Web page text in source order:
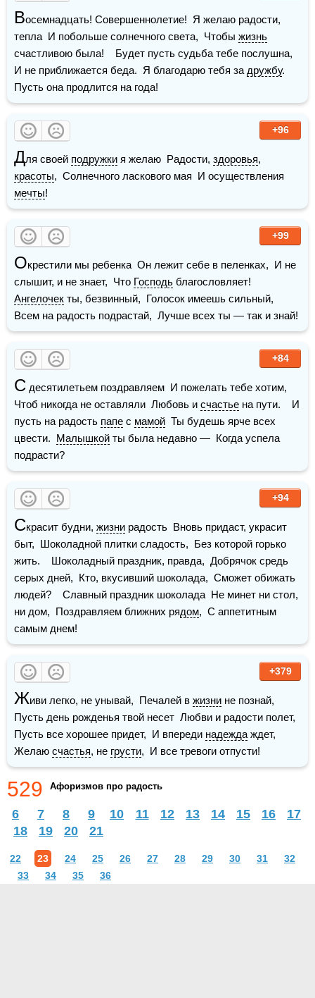
Восемнадцать! Совершеннолетие!  Я желаю радости,
тепла  И побольше солнечного света,  Чтобы жизнь
счастливою была!    Будет пусть судьба тебе послушна,
И не приближается беда.  Я благодарю тебя за дружбу.
Пусть она продлится на года!
+96
Для своей подружки я желаю  Радости, здоровья
красоты
мечты!
+99
Окрестили мы ребенка  Он лежит себе в пеленках,  И не
слышит, и не знает,  Что Господь
Ангелочек ты, безвинный,  Голосок имеешь сильный,
Всем на радость подрастай,  Лучше всех ты — так и знай!
+84
С десятилетьем поздравляем  И пожелать тебе хотим,
Чтоб никогда не оставляли  Любовь и счастье на пути.    И
пусть на радость папе с мамой
  Ты будешь ярче всех
цвести. Малышкой ты была недавно —  Когда успела
подрасти?
+94
Скрасит будни, жизни радость  Вновь придаст, украсит
быт,  Шоколадной плитки сладость,  Без которой горько
жить.    Шоколадный праздник, правда,  Добрячок средь
серых дней,  Кто, вкусивший шоколада,  Сможет обижать
людей?    Славный праздник шоколада  Не минет ни стол,
ни дом,  Поздравляем ближних рядом,  С аппетитным
самым днем!
+379
Живи легко, не унывай,  Печалей в жизни не познай,
Пусть день рожденья твой несет  Любви и радости полет,
Пусть все хорошее придет,  И впереди надежда ждет,
Желаю счастья, не грусти,  И все тревоги отпусти!
529 Афоризмов про радость
6 7 8 9 10 11 12 13 14 15 16
17
18
19 20 21
22 23 24 25 26 27 28 29 30 31
32
33
34 35 36